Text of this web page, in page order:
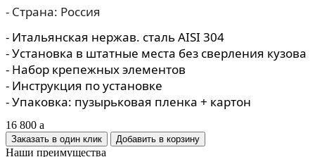
- Страна: Россия
- Итальянская нержав. сталь AISI 304
- Установка в штатные места без сверления кузова
- Набор крепежных элементов
- Инструкция по установке
- Упаковка: пузырьковая пленка + картон
16 800 a
Заказать в один клик
Наши преимущества